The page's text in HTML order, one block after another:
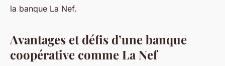
la banque La Nef.
Avantages et défis d’une banque
coopérative comme La Nef